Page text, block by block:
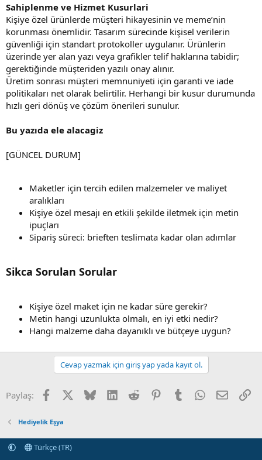
Sahiplenme ve Hizmet Kusurlari
Kişiye özel ürünlerde müşteri hikayesinin ve meme’nin
korunması önemlidir. Tasarım sürecinde kişisel verilerin
güvenliği için standart protokoller uygulanır. Ürünlerin
üzerinde yer alan yazı veya grafikler telif haklarına tabidir;
gerektiğinde müşteriden yazılı onay alınır.
Üretim sonrası müşteri memnuniyeti için garanti ve iade
politikaları net olarak belirtilir. Herhangi bir kusur durumunda
hızlı geri dönüş ve çözüm önerileri sunulur.
Bu yazıda ele alacagiz
[GÜNCEL DURUM]
Maketler için tercih edilen malzemeler ve maliyet
aralıkları
Kişiye özel mesajı en etkili şekilde iletmek için metin
ipuçları
Sipariş süreci: brieften teslimata kadar olan adımlar
Sikca Sorulan Sorular
Kişiye özel maket için ne kadar süre gerekir?
Metin hangi uzunlukta olmalı, en iyi etki nedir?
Hangi malzeme daha dayanıklı ve bütçeye uygun?
Cevap yazmak için giriş yap yada kayıt ol.
Paylaş: FacebookX (Twitter)
BlueskyLinkedInReddit PinterestTumblr WhatsApp
E-posta
Hediyelik Eşya
Türkçe (TR)